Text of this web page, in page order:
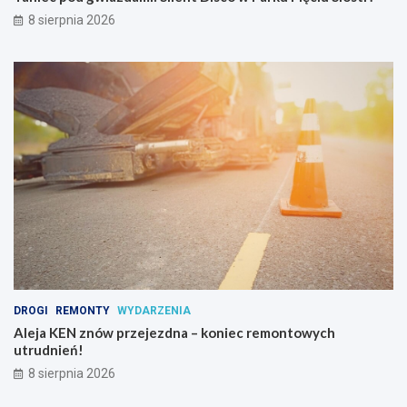
i
y
c
h
o
k
t
y
n
y
c
h
8 sierpnia 2026
DROGI REMONTY WYDARZENIA
Aleja KEN znów przejezdna – koniec remontowych
utrudnień!
8 sierpnia 2026